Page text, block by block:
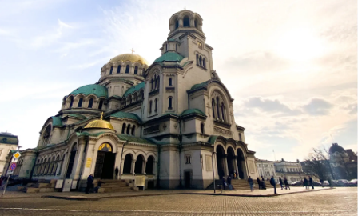
Auslagern von komplexen HR-Aufgaben
INFRASTRUKTUR
Remote Embedded
Nahtlose Integration der HR in bestehende Abläufe
Plattform
Integrierte HR-Kernfunktionen für dein Team
WACHSTUMSPHASE
Agile HR- und Payroll-Lösungen für wachsende
Unternehmen
Mittelstand
Maßgeschneiderte HR-Lösungen, um Teams zu
vergrößern
Enterprise
Globale HR für Konzerne und Großunternehmen
Honorarzahlungen berechnen
Informationen zu möglichen Währungen und
Abwicklungsfristen für globale Freelancer:innen
LERNEN MIT REMOTE
Forschung und Leitfäden
Fallstudien
HR-Glossar
Español
Italiano
Português (Portugal)